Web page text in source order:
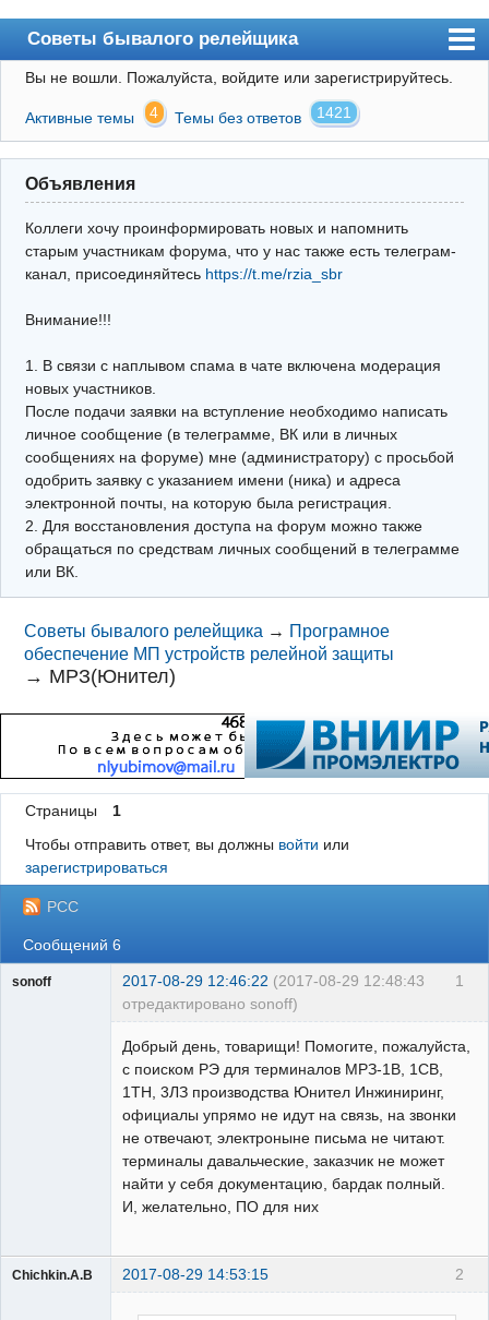
Советы бывалого релейщика
Форум
Правила
Поиск
Регистрация
Архив
Почта
Поиск релейщика
Видео РЗиА
Фотохостинг
Телеграм
Вы не вошли. Пожалуйста, войдите или зарегистрируйтесь.
Активные темы 4 Темы без ответов 1421
Объявления
Коллеги хочу проинформировать новых и напомнить
старым участникам форума, что у нас также есть телеграм-
канал, присоединяйтесь https://t.me/rzia_sbr
Внимание!!!
1. В связи с наплывом спама в чате включена модерация
новых участников.
После подачи заявки на вступление необходимо написать
личное сообщение (в телеграмме, ВК или в личных
сообщениях на форуме) мне (администратору) с просьбой
одобрить заявку с указанием имени (ника) и адреса
электронной почты, на которую была регистрация.
2. Для восстановления доступа на форум можно также
обращаться по средствам личных сообщений в телеграмме
или ВК.
Советы бывалого релейщика → Програмное
обеспечение МП устройств релейной защиты
→ МРЗ(Юнител)
Страницы
1
Чтобы отправить ответ, вы должны войти или
зарегистрироваться
РСС
Сообщений 6
1
sonoff 2017-08-29 12:46:22 (2017-08-29 12:48:43
отредактировано sonoff)
Добрый день, товарищи! Помогите, пожалуйста,
с поиском РЭ для терминалов МРЗ-1В, 1СВ,
1ТН, 3ЛЗ производства Юнител Инжиниринг,
официалы упрямо не идут на связь, на звонки
не отвечают, электроныне письма не читают.
терминалы давальческие, заказчик не может
найти у себя документацию, бардак полный.
И, желательно, ПО для них
2
Chichkin.A.B 2017-08-29 14:53:15